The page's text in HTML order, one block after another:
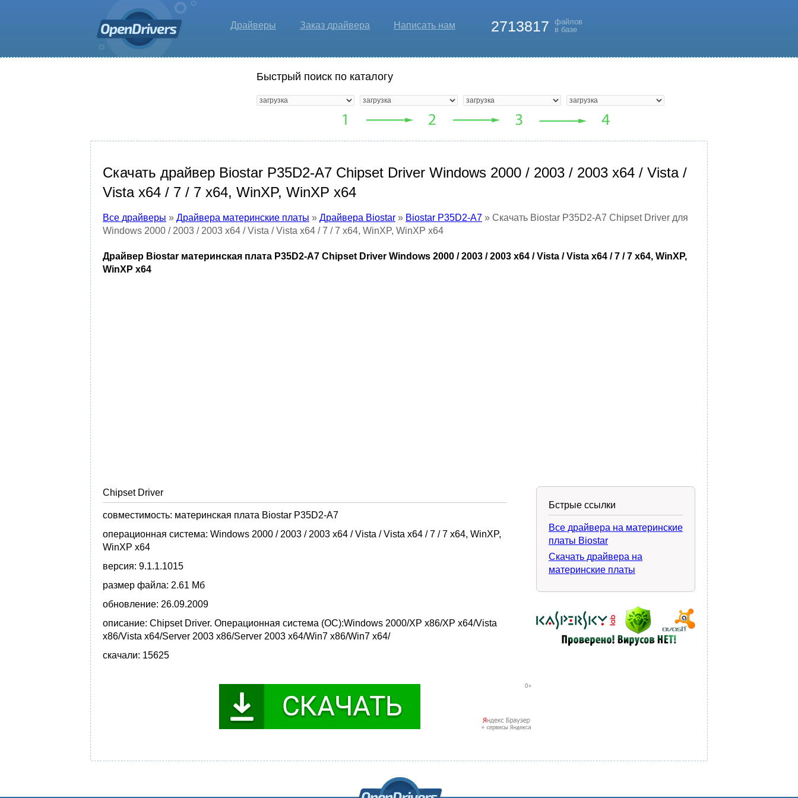
Драйверы Заказ драйвера Написать нам 2713817
файлов
в базе
Быстрый поиск по каталогу
Скачать драйвер Biostar P35D2-A7 Chipset Driver Windows 2000 / 2003 / 2003 x64 / Vista /
Vista x64 / 7 / 7 x64, WinXP, WinXP x64
Все драйверы » Драйвера материнские платы » Драйвера Biostar » Biostar P35D2-A7 » Скачать Biostar P35D2-A7 Chipset Driver для
Windows 2000 / 2003 / 2003 x64 / Vista / Vista x64 / 7 / 7 x64, WinXP, WinXP x64
Драйвер Biostar материнская плата P35D2-A7 Chipset Driver Windows 2000 / 2003 / 2003 x64 / Vista / Vista x64 / 7 / 7 x64, WinXP,
WinXP x64
Chipset Driver
совместимость: материнская плата Biostar P35D2-A7
операционная система: Windows 2000 / 2003 / 2003 x64 / Vista / Vista x64 / 7 / 7 x64, WinXP,
WinXP x64
версия: 9.1.1.1015
размер файла: 2.61 Мб
обновление: 26.09.2009
описание: Chipset Driver. Операционная система (ОС):Windows 2000/XP x86/XP x64/Vista
x86/Vista x64/Server 2003 x86/Server 2003 x64/Win7 x86/Win7 x64/
скачали: 15625
Бстрые ссылки
Все драйвера на материнские
платы Biostar
Скачать драйвера на
материнские платы